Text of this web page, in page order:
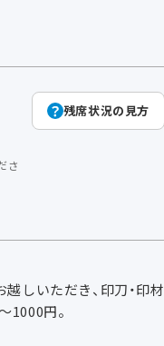
さ
残席状況の見方
しいただき、印刀・印材
1000円。